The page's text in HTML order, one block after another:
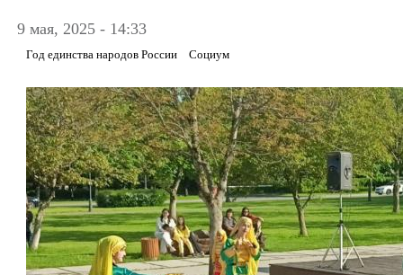
9 мая, 2025 - 14:33
Год единства народов России Социум